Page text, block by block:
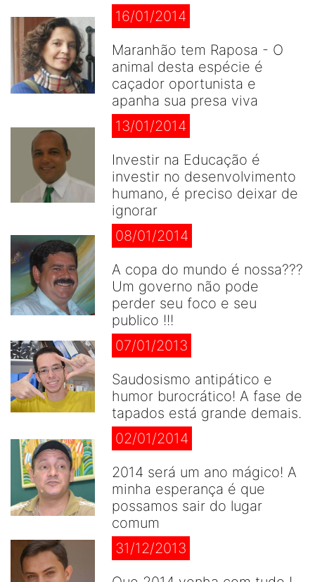
16/01/2014
Maranhão tem Raposa - O
animal desta espécie é
caçador oportunista e
apanha sua presa viva
13/01/2014
Investir na Educação é
investir no desenvolvimento
humano, é preciso deixar de
ignorar
08/01/2014
A copa do mundo é nossa???
Um governo não pode
perder seu foco e seu
publico !!!
07/01/2013
Saudosismo antipático e
humor burocrático! A fase de
tapados está grande demais.
02/01/2014
2014 será um ano mágico! A
minha esperança é que
possamos sair do lugar
comum
31/12/2013